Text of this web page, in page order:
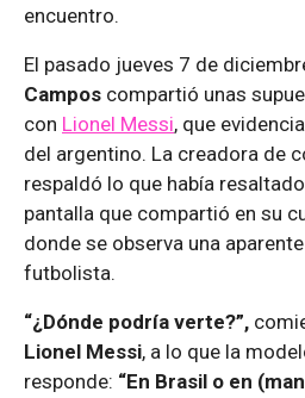
encuentro.
El pasado jueves 7 de
Campos compartió unas
con Lionel Messi, que
del argentino. La creadora de
respaldó lo que había
pantalla que compartió en su
donde se observa una
futbolista.
“¿Dónde podría verte?”,
Lionel Messi, a lo que la
responde: “En Brasil o en